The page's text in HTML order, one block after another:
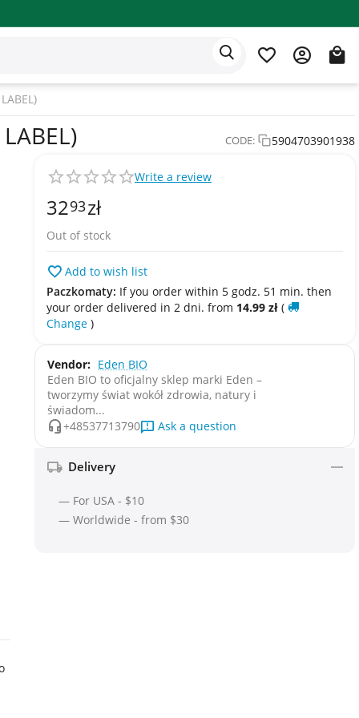
CODE: 5904703901938
Write a review
3293zł
Out of stock
Add to wish list
Paczkomaty: If you order within 5 godz. 51 min. then
your order delivered in 2 dni. from 14.99 zł (
Change )
Vendor: Eden BIO
Eden BIO to oficjalny sklep marki Eden –
tworzymy świat wokół zdrowia, natury i
świadom...
+48537713790
Ask a question
Delivery
— For USA - $10
— Worldwide - from $30